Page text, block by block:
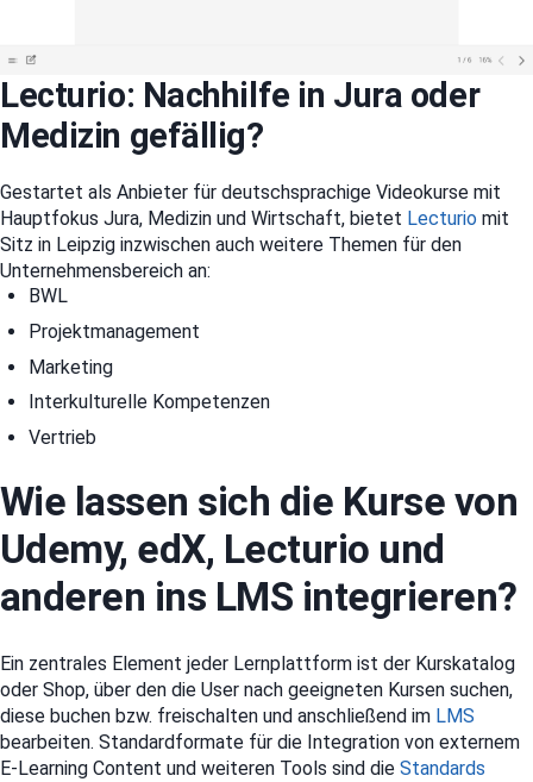
Lecturio: Nachhilfe in Jura oder
Medizin gefällig?
Gestartet als Anbieter für deutschsprachige Videokurse mit
Hauptfokus Jura, Medizin und Wirtschaft, bietet Lecturio mit
Sitz in Leipzig inzwischen auch weitere Themen für den
Unternehmensbereich an:
BWL
Projektmanagement
Marketing
Interkulturelle Kompetenzen
Vertrieb
Wie lassen sich die Kurse von
Udemy, edX, Lecturio und
anderen ins LMS integrieren?
Ein zentrales Element jeder Lernplattform ist der Kurskatalog
oder Shop, über den die User nach geeigneten Kursen suchen,
diese buchen bzw. freischalten und anschließend im LMS
bearbeiten. Standardformate für die Integration von externem
E-Learning Content und weiteren Tools sind die Standards